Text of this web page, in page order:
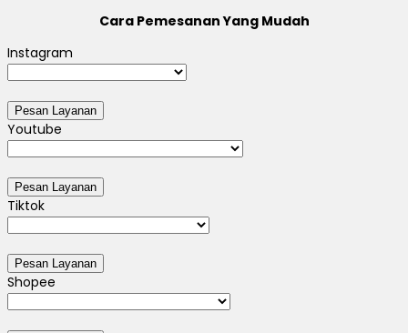
Cara Pemesanan Yang Mudah
Instagram
Youtube
Tiktok
Shopee